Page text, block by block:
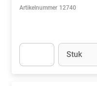
Artikelnummer 12740
Eenheid
Stuk